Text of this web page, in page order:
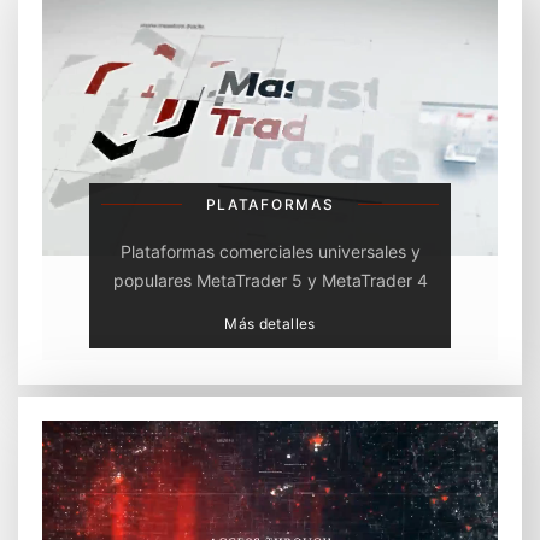
PLATAFORMAS
Plataformas comerciales universales y
populares MetaTrader 5 y MetaTrader 4
Más detalles